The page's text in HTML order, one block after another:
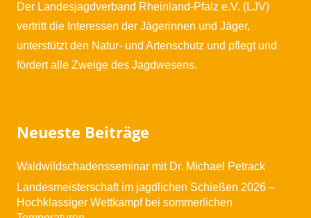
Der Landesjagdverband Rheinland-Pfalz e.V. (LJV)
vertritt die Interessen der Jägerinnen und Jäger,
unterstützt den Natur- und Artenschutz und pflegt und
fördert alle Zweige des Jagdwesens.
Neueste Beiträge
Waldwildschadensseminar mit Dr. Michael Petrack
Landesmeisterschaft im jagdlichen Schießen 2026 –
Hochklassiger Wettkampf bei sommerlichen